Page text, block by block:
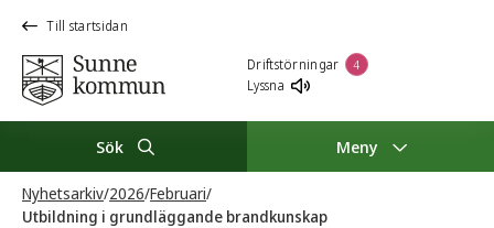
Till startsidan
Driftstörningar 4
Lyssna
Sök Meny
Nyhetsarkiv/2026/Februari/
Utbildning i grundläggande brandkunskap